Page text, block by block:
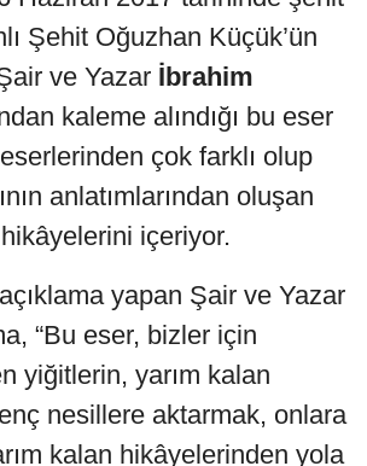
Şehit Oğuzhan Küçük’ün
ve Yazar İbrahim
kaleme alındığı bu eser
çok farklı olup
anlatımlarından oluşan
içeriyor.
yapan Şair ve Yazar
“Bu eser, bizler için
yiğitlerin, yarım kalan
nesillere aktarmak, onlara
kalan hikâyelerinden yola